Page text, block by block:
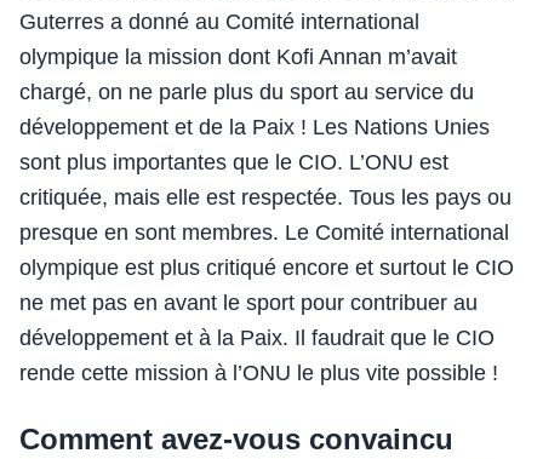
Guterres a donné au Comité international
olympique la mission dont Kofi Annan m’avait
chargé, on ne parle plus du sport au service du
développement et de la Paix ! Les Nations Unies
sont plus importantes que le CIO. L’ONU est
critiquée, mais elle est respectée. Tous les pays ou
presque en sont membres. Le Comité international
olympique est plus critiqué encore et surtout le CIO
ne met pas en avant le sport pour contribuer au
développement et à la Paix. Il faudrait que le CIO
rende cette mission à l’ONU le plus vite possible !
Comment avez-vous convaincu